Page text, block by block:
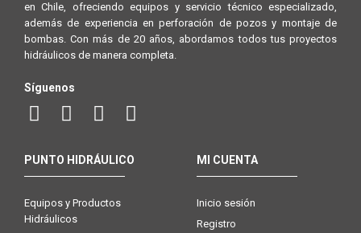
en Chile, ofreciendo equipos y servicio técnico especializado,
además de experiencia en perforación de pozos y montaje de
bombas. Con más de 20 años, abordamos todos tus proyectos
hidráulicos de manera completa.
Síguenos
PUNTO HIDRÁULICO
Equipos y Productos
Hidráulicos
MI CUENTA
Inicio sesión
Registro